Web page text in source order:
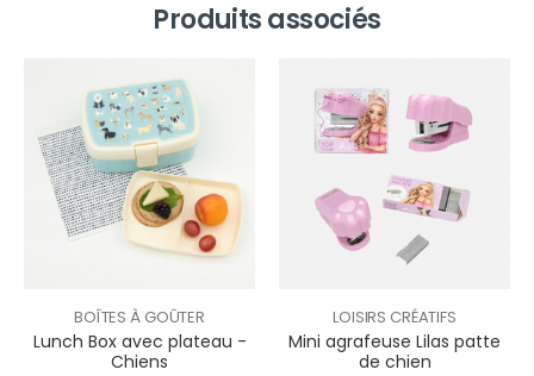
Produits associés
BOÎTES À GOÛTER
Lunch Box avec plateau -
Chiens
LOISIRS CRÉATIFS
Mini agrafeuse Lilas patte
de chien